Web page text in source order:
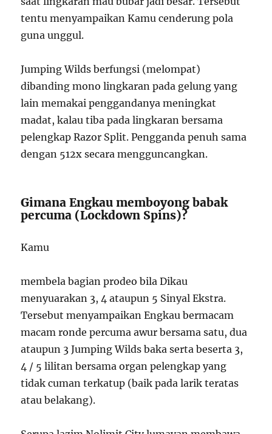
tentu menyampaikan Kamu cenderung pola
guna unggul.
Jumping Wilds berfungsi (melompat)
dibanding mono lingkaran pada gelung yang
lain memakai penggandanya meningkat
madat, kalau tiba pada lingkaran bersama
pelengkap Razor Split. Pengganda penuh sama
dengan 512x secara mengguncangkan.
Gimana Engkau memboyong babak
percuma (Lockdown Spins)?
Kamu
membela bagian prodeo bila Dikau
menyuarakan 3, 4 ataupun 5 Sinyal Ekstra.
Tersebut menyampaikan Engkau bermacam
macam ronde percuma awur bersama satu, dua
ataupun 3 Jumping Wilds baka serta beserta 3,
4 / 5 lilitan bersama organ pelengkap yang
tidak cuman terkatup (baik pada larik teratas
atau belakang).